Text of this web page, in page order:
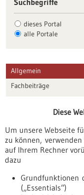
dieses Portal
alle Portale
Allgemein
Fachbeiträge
Veranstaltungen
Erscheinungsdatum
Diese
Um unsere Webseite
zu können,
auf Ihrem Rechner
dazu
Grundfunktionen
(„Essentials“)